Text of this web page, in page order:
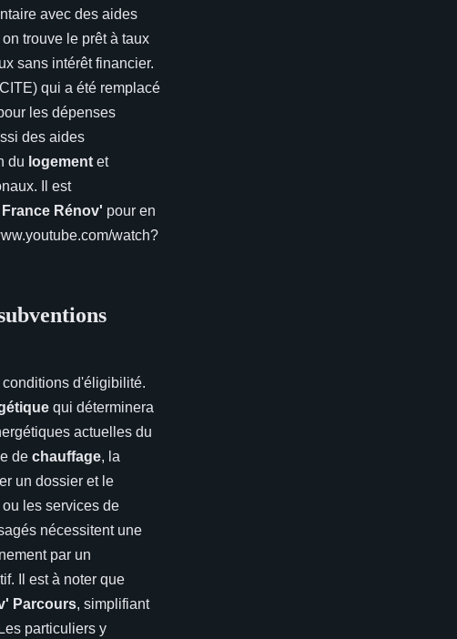
avec des aides
trouve le prêt à taux
sans intérêt financier.
qui a été remplacé
les dépenses
des aides
du logement et
Il est
France Rénov' pour en
watch?
d'éligibilité.
qui déterminera
actuelles du
de chauffage, la
un dossier et le
ou les services de
nécessitent une
par un
Il est à noter que
Parcours, simplifiant
particuliers y